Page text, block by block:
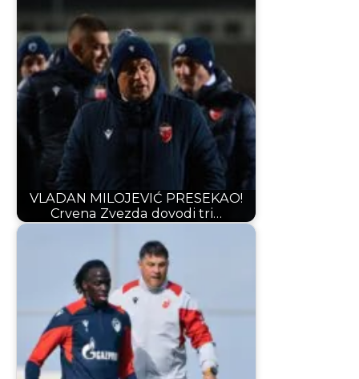
VLADAN MILOJEVIĆ PRESEKAO!
Crvena Zvezda dovodi tri…